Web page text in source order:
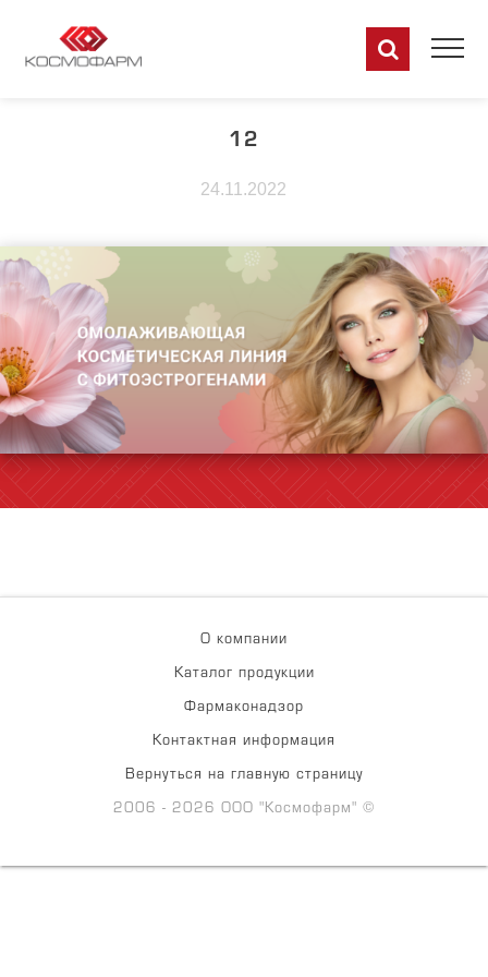
EN DE FR
12
24.11.2022
О компании
Каталог продукции
Фармаконадзор
Контактная информация
Вернуться на главную страницу
2006 - 2026 ООО "Космофарм" ©